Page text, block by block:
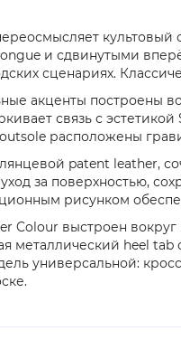
и сдвинутыми
сценариях.
акценты построены
связь с
расположены
patent leather,
за поверхностью,
рисунком
Colour выстроен
металлический heel
универсальной: